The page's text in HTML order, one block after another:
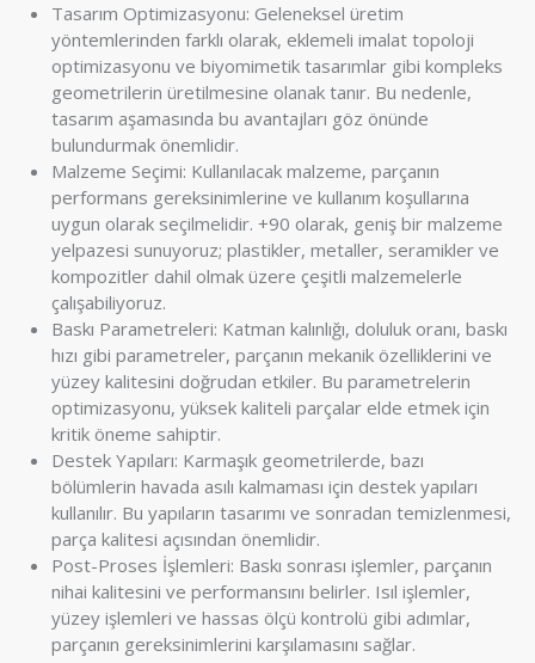
Tasarım Optimizasyonu: Geleneksel üretim
yöntemlerinden farklı olarak, eklemeli imalat topoloji
optimizasyonu ve biyomimetik tasarımlar gibi kompleks
geometrilerin üretilmesine olanak tanır. Bu nedenle,
tasarım aşamasında bu avantajları göz önünde
bulundurmak önemlidir.
Malzeme Seçimi: Kullanılacak malzeme, parçanın
performans gereksinimlerine ve kullanım koşullarına
uygun olarak seçilmelidir. +90 olarak, geniş bir malzeme
yelpazesi sunuyoruz; plastikler, metaller, seramikler ve
kompozitler dahil olmak üzere çeşitli malzemelerle
çalışabiliyoruz.
Baskı Parametreleri: Katman kalınlığı, doluluk oranı, baskı
hızı gibi parametreler, parçanın mekanik özelliklerini ve
yüzey kalitesini doğrudan etkiler. Bu parametrelerin
optimizasyonu, yüksek kaliteli parçalar elde etmek için
kritik öneme sahiptir.
Destek Yapıları: Karmaşık geometrilerde, bazı
bölümlerin havada asılı kalmaması için destek yapıları
kullanılır. Bu yapıların tasarımı ve sonradan temizlenmesi,
parça kalitesi açısından önemlidir.
Post-Proses İşlemleri: Baskı sonrası işlemler, parçanın
nihai kalitesini ve performansını belirler. Isıl işlemler,
yüzey işlemleri ve hassas ölçü kontrolü gibi adımlar,
parçanın gereksinimlerini karşılamasını sağlar.